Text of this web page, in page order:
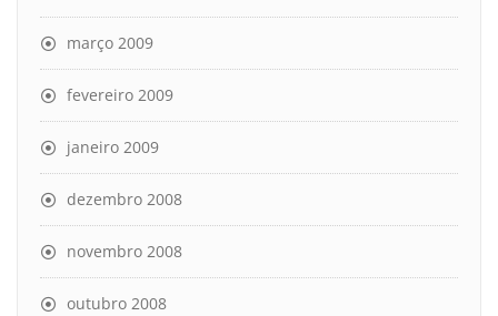
março 2009
fevereiro 2009
janeiro 2009
dezembro 2008
novembro 2008
outubro 2008